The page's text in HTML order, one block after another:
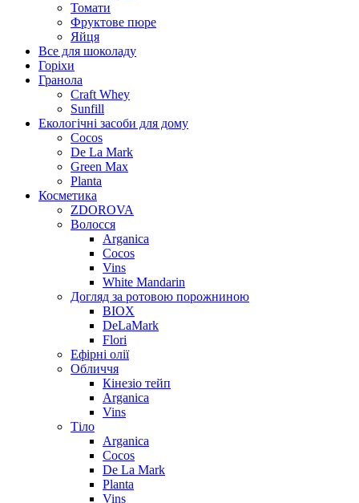
Томати
Фруктове пюре
Яйця
Все для шоколаду
Горіхи
Гранола
Craft Whey
Sunfill
Екологічні засоби для дому
Cocos
De La Mark
Green Max
Planta
Косметика
ZDOROVA
Волосся
Arganica
Cocos
Vins
White Mandarin
Догляд за ротовою порожниною
BIOX
DeLaMark
Flori
Ефірні олії
Обличчя
Кінезіо тейп
Arganica
Vins
Тіло
Arganica
Cocos
De La Mark
Planta
Vins